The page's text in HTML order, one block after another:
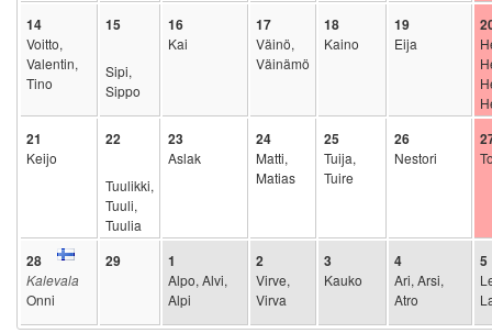
14
Voitto,
Valentin,
Tino
15
Sipi,
Sippo
16
Kai
17
Väinö,
Väinämö
18
Kaino
19
Eija
21
Keijo
22
Tuulikki,
Tuuli,
Tuulia
23
Aslak
24
Matti,
Matias
25
Tuija,
Tuire
26
Nestori
28
Kalevala
Onni
29 1
Alpo, Alvi,
Alpi
2
Virve,
Virva
3
Kauko
4
Ari, Arsi,
Atro
5